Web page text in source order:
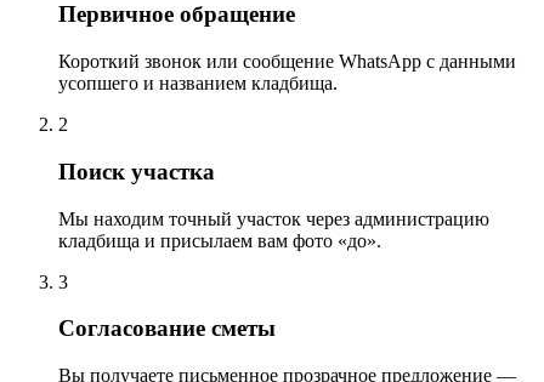
Первичное обращение
Короткий звонок или сообщение WhatsApp с данными
усопшего и названием кладбища.
2
Поиск участка
Мы находим точный участок через администрацию
кладбища и присылаем вам фото «до».
3
Согласование сметы
Вы получаете письменное прозрачное предложение —